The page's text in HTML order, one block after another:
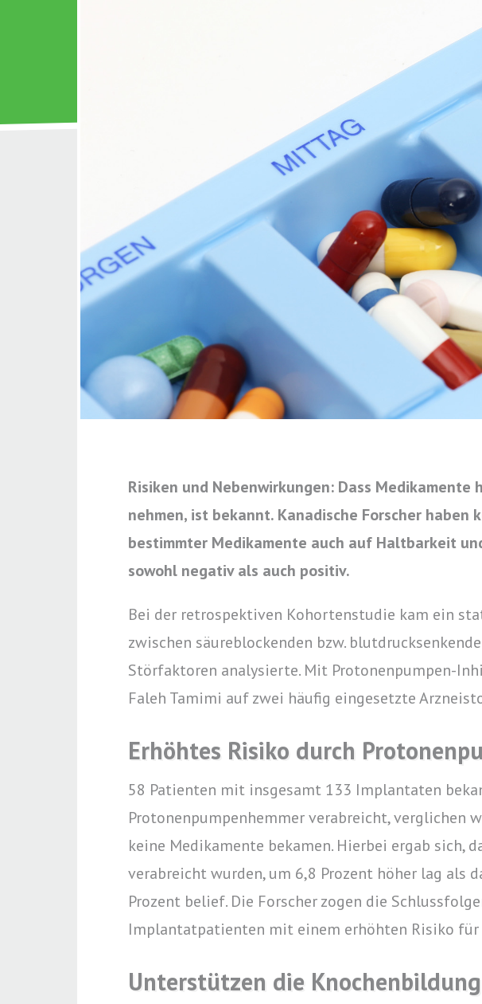
Risiken und Nebenwirkungen: Dass
nehmen, ist bekannt. Kanadische Forscher
bestimmter Medikamente auch auf Haltbarkeit
sowohl negativ als auch positiv.
Bei der retrospektiven Kohortenstudie kam ein
zwischen säureblockenden bzw.
Störfaktoren analysierte. Mit Protonenpumpen-
Faleh Tamimi auf zwei häufig eingesetzte
Erhöhtes Risiko durch
58 Patienten mit insgesamt 133 Implantaten
Protonenpumpenhemmer verabreicht, verglichen
keine Medikamente bekamen. Hierbei ergab sich,
verabreicht wurden, um 6,8 Prozent höher lag als
Prozent belief. Die Forscher zogen die
Implantatpatienten mit einem erhöhten Risiko
Unterstützen die